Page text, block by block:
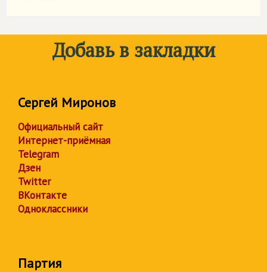
Добавь в закладки
Сергей Миронов
Официальный сайт
Интернет-приёмная
Telegram
Дзен
Twitter
ВКонтакте
Одноклассники
Партия